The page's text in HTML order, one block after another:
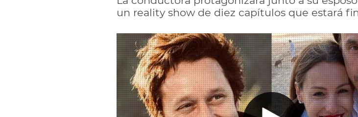
un reality show de diez capítulos que estará